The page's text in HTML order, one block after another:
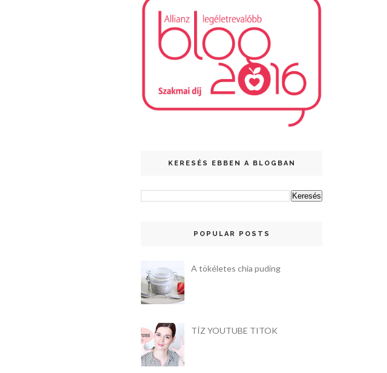
KERESÉS EBBEN A BLOGBAN
POPULAR POSTS
A tökéletes chia puding
TÍZ YOUTUBE TITOK